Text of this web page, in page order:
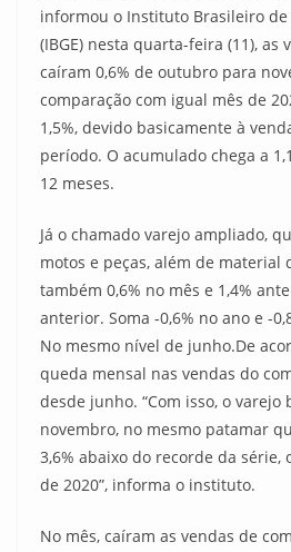
informou o Instituto Brasileiro de
(IBGE) nesta quarta-feira (11), as
caíram 0,6% de outubro para
comparação com igual mês de
1,5%, devido basicamente à
período. O acumulado chega a
12 meses.
Já o chamado varejo ampliado,
motos e peças, além de material
também 0,6% no mês e 1,4%
anterior. Soma -0,6% no ano e -
No mesmo nível de junho.De
queda mensal nas vendas do
desde junho. “Com isso, o
novembro, no mesmo patamar
3,6% abaixo do recorde da
de 2020”, informa o instituto.
No mês, caíram as vendas de